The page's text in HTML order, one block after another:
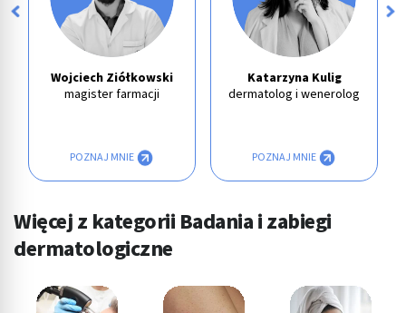
Wojciech Ziółkowski
magister farmacji
POZNAJ MNIE
Katarzyna Kulig
dermatolog i wenerolog
POZNAJ MNIE
Więcej z kategorii Badania i zabiegi
dermatologiczne